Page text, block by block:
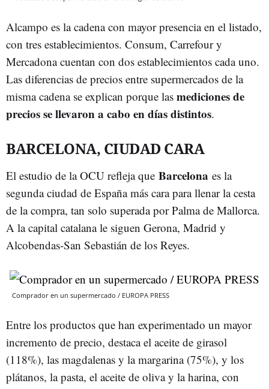
Alcampo es la cadena con mayor presencia en el listado,
con tres establecimientos. Consum, Carrefour y
Mercadona cuentan con dos establecimientos cada uno.
Las diferencias de precios entre supermercados de la
misma cadena se explican porque las mediciones de
precios se llevaron a cabo en días distintos.
BARCELONA, CIUDAD CARA
El estudio de la OCU refleja que Barcelona es la
segunda ciudad de España más cara para llenar la cesta
de la compra, tan solo superada por Palma de Mallorca.
A la capital catalana le siguen Gerona, Madrid y
Alcobendas-San Sebastián de los Reyes.
Comprador en un supermercado / EUROPA PRESS
Entre los productos que han experimentado un mayor
incremento de precio, destaca el aceite de girasol
(118%), las magdalenas y la margarina (75%), y los
plátanos, la pasta, el aceite de oliva y la harina, con